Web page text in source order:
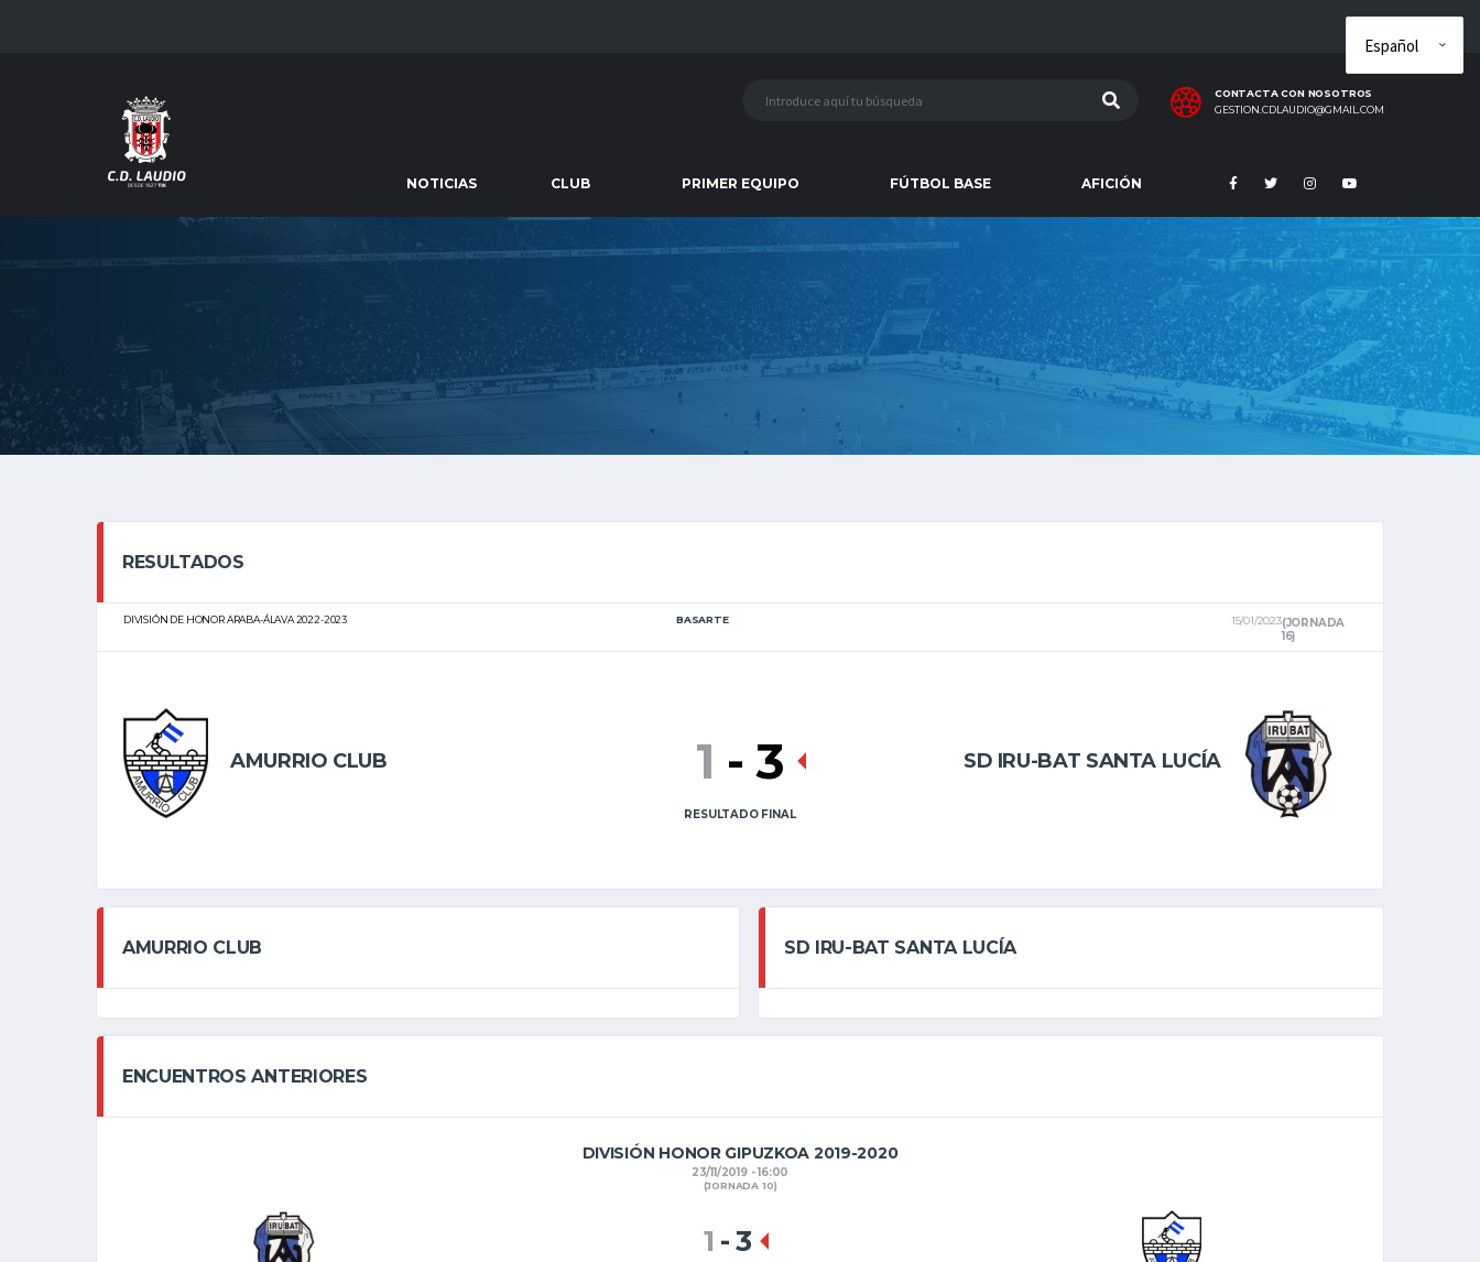
CONTACTA CON NOSOTROS
GESTION.CDLAUDIO@GMAIL.COM
NOTICIAS CLUB PRIMER EQUIPO FÚTBOL BASE AFICIÓN
RESULTADOS
DIVISIÓN DE HONOR ARABA-ÁLAVA 2022-2023 BASARTE 15/01/2023(JORNADA
16)
AMURRIO CLUB SD IRU-BAT SANTA LUCÍA
1 - 3
RESULTADO FINAL
AMURRIO CLUB SD IRU-BAT SANTA LUCÍA
ENCUENTROS ANTERIORES
DIVISIÓN HONOR GIPUZKOA 2019-2020
23/11/2019 - 16:00
(JORNADA 10)
1 -3